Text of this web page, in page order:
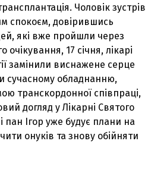
Чоловік зустрів
спокоєм, довірившись
які вже пройшли через
очікування, 17 січня, лікарі
замінили виснажене серце
сучасному обладнанню,
транскордонної співпраці,
догляд у Лікарні Святого
пан Ігор уже будує плани на
онуків та знову обійняти